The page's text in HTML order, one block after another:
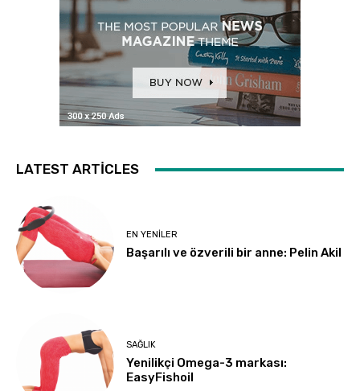
LATEST ARTICLES
EN YENILER
Başarılı ve özverili bir anne: Pelin Akil
SAĞLIK
Yenilikçi Omega-3 markası:
EasyFishoil